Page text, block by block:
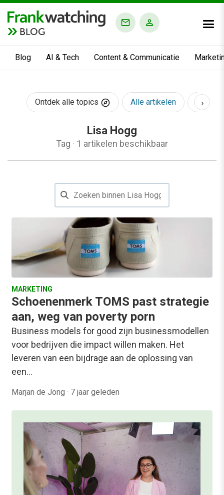
BLOG
Blog AI & Tech Content & Communicatie
Ontdek alle topics Alle artikelen AI &
›
Lisa Hogg
Tag · 1 artikelen beschikbaar
MARKETING
Schoenenmerk TOMS past strategie
aan, weg van poverty porn
Business models for good zijn businessmodellen
voor bedrijven die impact willen maken. Het
leveren van een bijdrage aan de oplossing van
een…
Marjan de Jong · 7 jaar geleden